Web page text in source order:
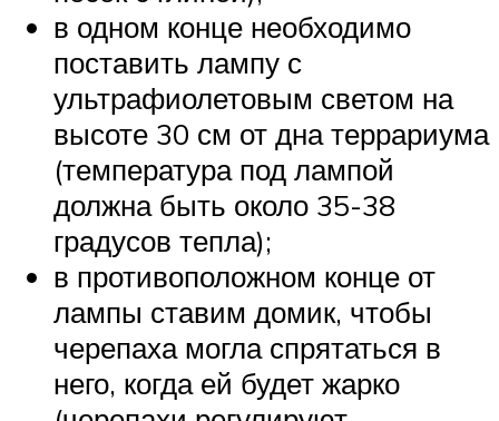
в одном конце необходимо
поставить лампу с
ультрафиолетовым светом на
высоте 30 см от дна террариума
(температура под лампой
должна быть около 35-38
градусов тепла);
в противоположном конце от
лампы ставим домик, чтобы
черепаха могла спрятаться в
него, когда ей будет жарко